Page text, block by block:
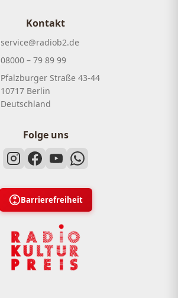
Kontakt
service@radiob2.de
08000 – 79 89 99
Pfalzburger Straße 43-44
10717 Berlin
Deutschland
Folge uns
Barrierefreiheit